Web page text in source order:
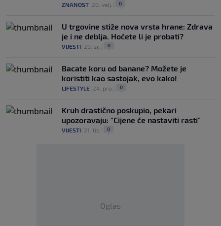
ZNANOST 20. velj. 0
U trgovine stiže nova vrsta hrane: Zdrava
je i ne deblja. Hoćete li je probati?
VIJESTI 20. sij. 0
Bacate koru od banane? Možete je
koristiti kao sastojak, evo kako!
LIFESTYLE 24. pro. 0
Kruh drastično poskupio, pekari
upozoravaju: "Cijene će nastaviti rasti"
VIJESTI 21. lis. 0
Oglas